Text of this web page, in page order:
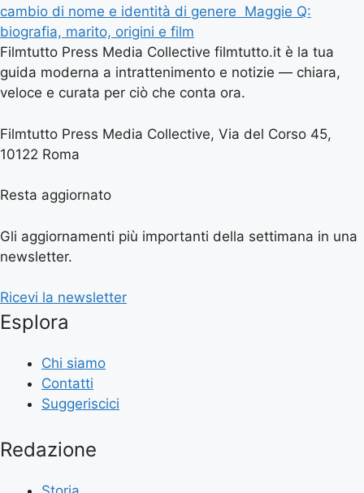
cambio di nome e identità di genere Maggie Q:
biografia, marito, origini e film
Filmtutto Press Media Collective filmtutto.it è la tua
guida moderna a intrattenimento e notizie — chiara,
veloce e curata per ciò che conta ora.
Filmtutto Press Media Collective, Via del Corso 45,
10122 Roma
Resta aggiornato
Gli aggiornamenti più importanti della settimana in una
newsletter.
Ricevi la newsletter
Esplora
Chi siamo
Contatti
Suggeriscici
Redazione